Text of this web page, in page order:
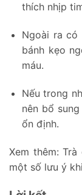
thích nhịp
Ngoài ra có
bánh kẹo
máu.
Nếu trong
nên bổ
ổn định.
Xem thêm:Trà
một số lưu ý